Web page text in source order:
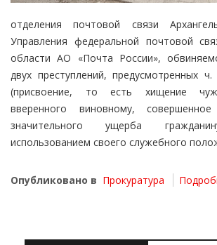
отделения почтовой связи
Управления федеральной почтовой
области АО «Почта России»,
двух преступлений, предусмотренных
(присвоение, то есть хищение
вверенного виновному,
значительного ущерба
использованием своего служебного
Опубликовано в Прокуратура